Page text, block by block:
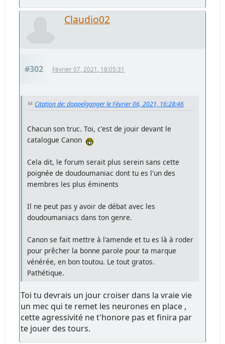
Claudio02
#302 Février 07, 2021, 18:05:31
Citation de: doppelganger le Février 06, 2021, 16:28:46
Chacun son truc. Toi, c'est de jouir devant le
catalogue Canon
Cela dit, le forum serait plus serein sans cette
poignée de doudoumaniac dont tu es l'un des
membres les plus éminents
Il ne peut pas y avoir de débat avec les
doudoumaniacs dans ton genre.
Canon se fait mettre à l'amende et tu es là à roder
pour prêcher la bonne parole pour ta marque
vénérée, en bon toutou. Le tout gratos.
Pathétique.
Toi tu devrais un jour croiser dans la vraie vie
un mec qui te remet les neurones en place ,
cette agressivité ne t'honore pas et finira par
te jouer des tours.